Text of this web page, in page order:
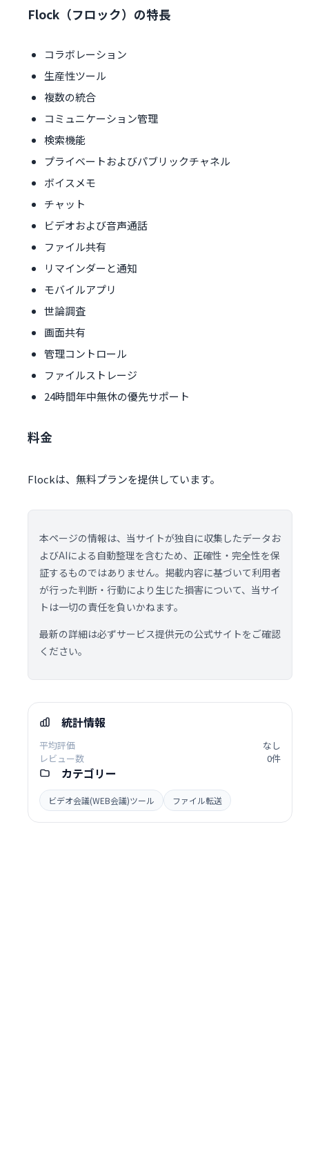
Flock（フロック）の特長
コラボレーション
生産性ツール
複数の統合
コミュニケーション管理
検索機能
プライベートおよびパブリックチャネル
ボイスメモ
チャット
ビデオおよび音声通話
ファイル共有
リマインダーと通知
モバイルアプリ
世論調査
画面共有
管理コントロール
ファイルストレージ
24時間年中無休の優先サポート
料金
Flockは、無料プランを提供しています。
本ページの情報は、当サイトが独自に収集したデータお
よびAIによる自動整理を含むため、正確性・完全性を保
証するものではありません。掲載内容に基づいて利用者
が行った判断・行動により生じた損害について、当サイ
トは一切の責任を負いかねます。
最新の詳細は必ずサービス提供元の公式サイトをご確認
ください。
統計情報
平均評価
なし
レビュー数
0件
カテゴリー
ビデオ会議(WEB会議)ツール ファイル転送